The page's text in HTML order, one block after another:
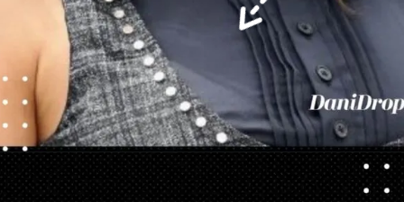
Opening https://danidrops.com.br/corte-de-cabelo-long-bob/